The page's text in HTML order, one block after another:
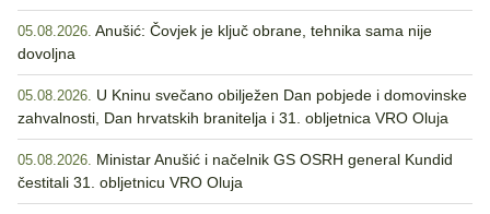
05.08.2026. Anušić: Čovjek je ključ obrane, tehnika sama nije
dovoljna
05.08.2026. U Kninu svečano obilježen Dan pobjede i domovinske
zahvalnosti, Dan hrvatskih branitelja i 31. obljetnica VRO Oluja
05.08.2026. Ministar Anušić i načelnik GS OSRH general Kundid
čestitali 31. obljetnicu VRO Oluja